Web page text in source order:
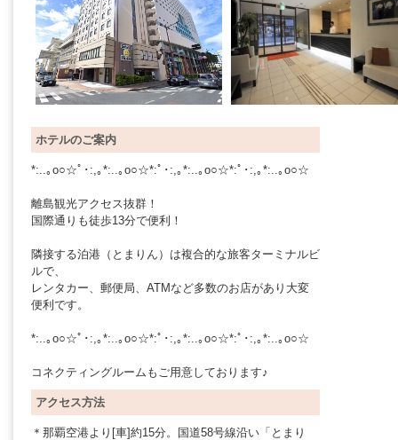
ホテルのご案内
*:..｡o○☆ﾟ･:,｡*:..｡o○☆*:ﾟ･:,｡*:..｡o○☆*:ﾟ･:,｡*:..｡o○☆
離島観光アクセス抜群！
国際通りも徒歩13分で便利！
隣接する泊港（とまりん）は複合的な旅客ターミナルビ
ルで、
レンタカー、郵便局、ATMなど多数のお店があり大変
便利です。
*:..｡o○☆ﾟ･:,｡*:..｡o○☆*:ﾟ･:,｡*:..｡o○☆*:ﾟ･:,｡*:..｡o○☆
コネクティングルームもご用意しております♪
アクセス方法
＊那覇空港より[車]約15分。国道58号線沿い「とまり